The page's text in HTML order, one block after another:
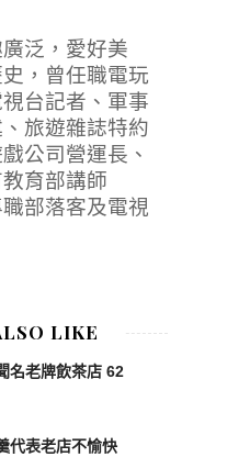
泛，愛好美
，曾任職電玩
台記者、軍事
旅遊雜誌特約
公司營運長、
育部講師
部落客及電視
LIKE
名老牌飲茶店 62
代表老店不愉快